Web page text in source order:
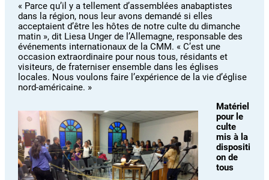
« Parce qu’il y a tellement d’assemblées anabaptistes
dans la région, nous leur avons demandé si elles
acceptaient d’être les hôtes de notre culte du dimanche
matin », dit Liesa Unger de l’Allemagne, responsable des
événements internationaux de la CMM. « C’est une
occasion extraordinaire pour nous tous, résidants et
visiteurs, de fraterniser ensemble dans les églises
locales. Nous voulons faire l’expérience de la vie d’église
nord-américaine. »
Matériel
pour le
culte
mis à la
dispositi
on de
tous